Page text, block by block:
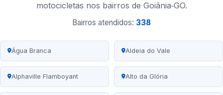
motocicletas nos bairros de Goiânia‑GO.
Bairros atendidos: 338
Água Branca Aldeia do Vale
Alphaville Flamboyant Alto da Glória